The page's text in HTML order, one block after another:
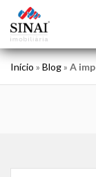
Início » Blog» A